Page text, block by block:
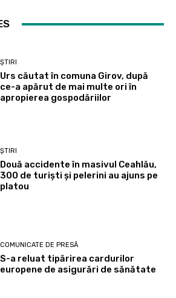
ȘTIRI
Urs căutat în comuna Girov, după
ce-a apărut de mai multe ori în
apropierea gospodăriilor
ȘTIRI
Două accidente în masivul Ceahlău,
300 de turiști și pelerini au ajuns pe
platou
COMUNICATE DE PRESĂ
S-a reluat tipărirea cardurilor
europene de asigurări de sănătate